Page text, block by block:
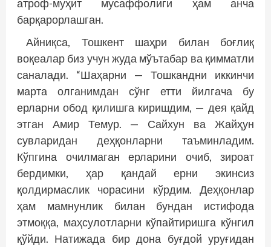
атроф-муҳит мусаффолиги ҳам анча
барқарорлашган.
Айниқса, Тошкент шаҳри билан боғлиқ
воқеалар биз учун жуда мўътабар ва қимматли
саналади. “Шаҳарни — Тошкандни иккинчи
марта олганимдан сўнг етти йилгача бу
ерларни обод қилишга киришдим, — дея қайд
этган Амир Темур. — Сайхун ва Жайҳун
сувларидан деҳқонларни таъминладим.
Кўпгина очилмаган ерларини очиб, зироат
бердимки, ҳар қандай ерни экинсиз
қолдирмаслик чорасини кўрдим. Деҳқонлар
ҳам мамнунлик билан бундан истифода
этмоққа, маҳсулотларни кўпайтиришга кўнгил
қўйди. Натижада бир дона буғдой уруғидан